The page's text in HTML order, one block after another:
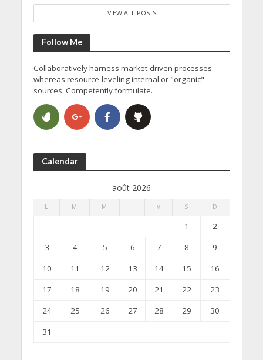
VIEW ALL POSTS
Follow Me
Collaboratively harness market-driven processes
whereas resource-leveling internal or "organic"
sources. Competently formulate.
Calendar
août 2026
L M M J V S D
1
2
3
4 5 6 7 8
9
10
11 12 13 14 15
16
17
18 19 20 21 22
23
24
25 26 27 28 29
30
31